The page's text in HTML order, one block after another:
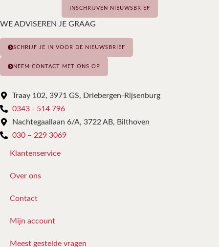
INSCHRIJVEN NIEUWSBRIEF
WE ADVISEREN JE GRAAG
SCHRIJF JE IN VOOR DE NIEUWSBRIEF
NEEM CONTACT MET ONS OP
Traay 102, 3971 GS, Driebergen-Rijsenburg
0343 - 514 796
Nachtegaallaan 6/A, 3722 AB, Bilthoven
030 – 229 3069
Klantenservice
Over ons
Contact
Mijn account
Meest gestelde vragen